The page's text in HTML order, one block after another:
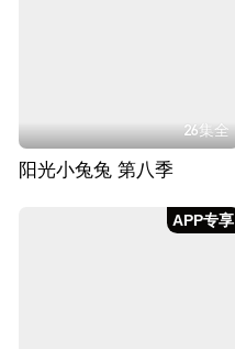
26集全
阳光小兔兔 第八季
APP专享